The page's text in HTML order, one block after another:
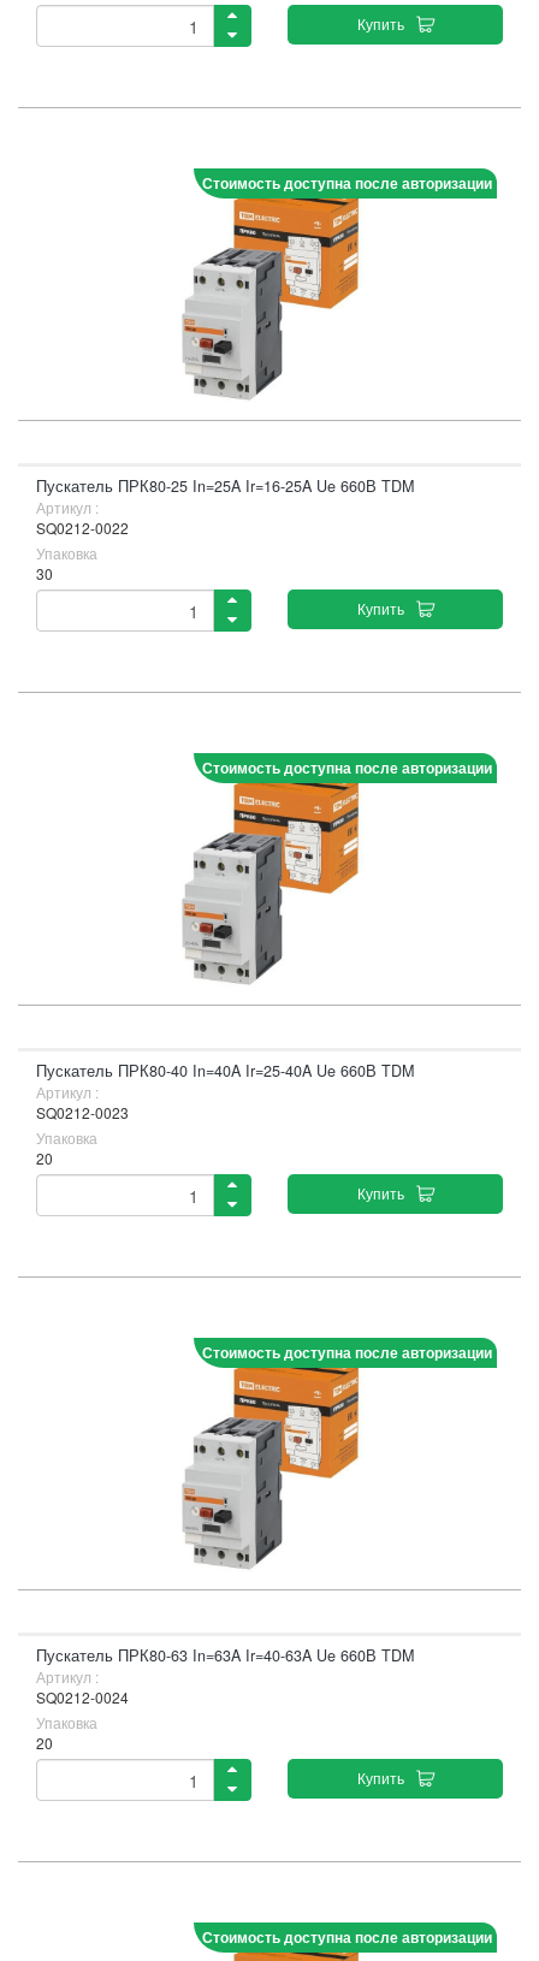
Купить
Стоимость доступна после авторизации
Пускатель ПРК80-25 In=25A Ir=16-25A Ue 660В TDM
Артикул :
SQ0212-0022
Упаковка
30
Купить
Стоимость доступна после авторизации
Пускатель ПРК80-40 In=40A Ir=25-40A Ue 660В TDM
Артикул :
SQ0212-0023
Упаковка
20
Купить
Стоимость доступна после авторизации
Пускатель ПРК80-63 In=63A Ir=40-63A Ue 660В TDM
Артикул :
SQ0212-0024
Упаковка
20
Купить
Стоимость доступна после авторизации